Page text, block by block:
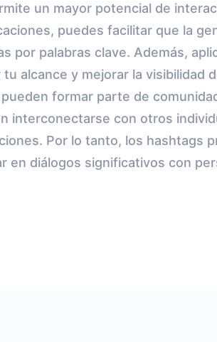
un mayor potencial de
puedes facilitar que la
por palabras clave. Además,
alcance y mejorar la visibilidad
formar parte de
interconectarse con otros
Por lo tanto, los hashtags
en diálogos significativos con